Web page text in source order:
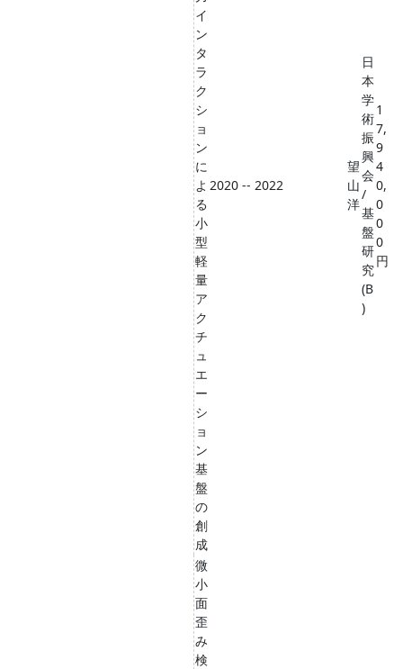
イ
ン
タ
ラ
ク
シ
ョ
ン
に
よ
る
小
型
軽
量
ア
ク
チ
ュ
エ
ー
シ
ョ
ン
基
盤
の
創
成
2020 -- 2022
望
山
洋
日
本
学
術
振
興
会
/
基
盤
研
究
(B
)
1
7,
9
4
0,
0
0
0
円
微
小
面
歪
み
検